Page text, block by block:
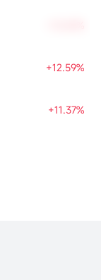
+12.59%
+11.37%